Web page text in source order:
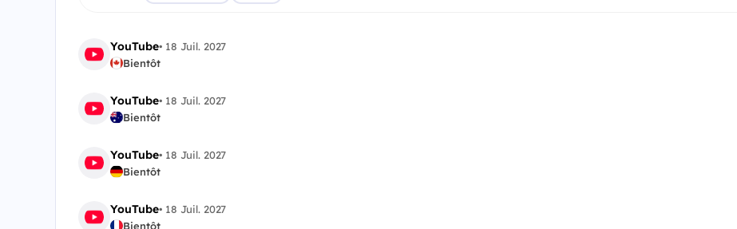
YouTube• 18 Juil. 2027
Bientôt
YouTube• 18 Juil. 2027
Bientôt
YouTube• 18 Juil. 2027
Bientôt
YouTube• 18 Juil. 2027
Bientôt